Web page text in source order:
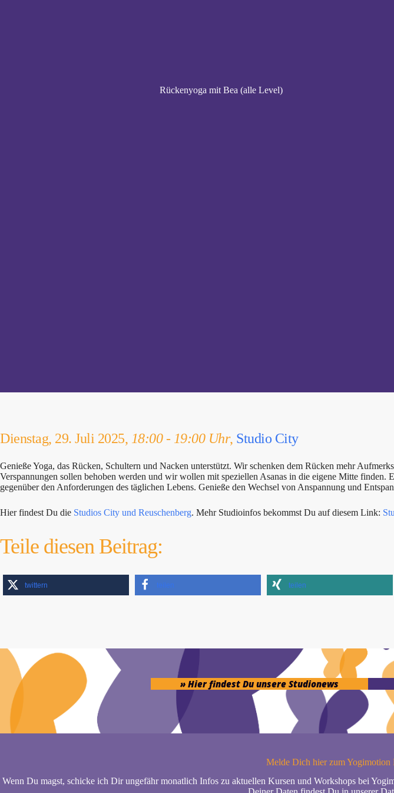
Rückenyoga mit Bea (alle Level)
Dienstag, 29. Juli 2025, 18:00 - 19:00 Uhr, Studio City
Genieße Yoga, das Rücken, Schultern und Nacken unterstützt. Wir schenken dem Rücken mehr
Verspannungen sollen behoben werden und wir wollen mit speziellen Asanas in die eigene Mitte
gegenüber den Anforderungen des täglichen Lebens. Genieße den Wechsel von Anspannung und
Hier findest Du die Studios City und Reuschenberg. Mehr Studioinfos bekommst Du auf diesem Link:
Teile diesen Beitrag:
twittern teilen teilen
» Hier findest Du unsere Studionews
Melde Dich hier zum Yogimotion
Wenn Du magst, schicke ich Dir ungefähr monatlich Infos zu aktuellen Kursen und Workshops bei